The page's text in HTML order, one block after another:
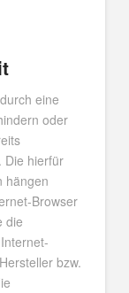
eine
oder
Die hierfür
hängen
Browser
die
bzw.